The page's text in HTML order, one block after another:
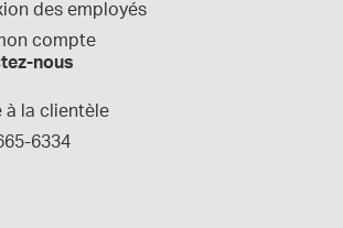
des employés
compte
nous
à la clientèle
6334